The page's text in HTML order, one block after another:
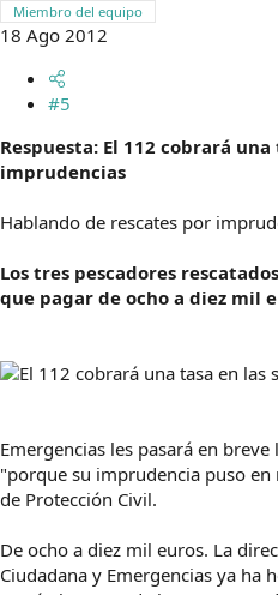
Miembro del equipo
18 Ago 2012
#5
Respuesta: El 112 cobrará
imprudencias
Hablando de rescates por
Los tres pescadores
que pagar de ocho a diez mil
Emergencias les pasará en
"porque su imprudencia puso
de Protección Civil.
De ocho a diez mil euros. La
Ciudadana y Emergencias ya ha